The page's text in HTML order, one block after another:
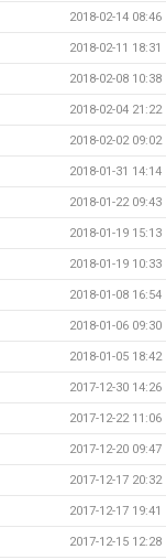
2018-02-14 08:46
2018-02-11 18:31
2018-02-08 10:38
2018-02-04 21:22
2018-02-02 09:02
2018-01-31 14:14
2018-01-22 09:43
2018-01-19 15:13
2018-01-19 10:33
2018-01-08 16:54
2018-01-06 09:30
2018-01-05 18:42
2017-12-30 14:26
2017-12-22 11:06
2017-12-20 09:47
2017-12-17 20:32
2017-12-17 19:41
2017-12-15 12:28